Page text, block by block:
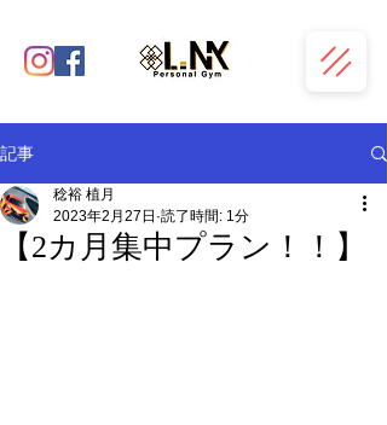
記事
【2カ月集中プラン！！】
稔裕 植月
2023年2月27日 読了時間: 1分